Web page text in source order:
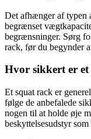
Det afhænger af typen
begrænset
begrænsninger. Sørg
rack, før du begynder
Hvor sikkert er
Et squat rack er
følge de anbefalede
nogen til at holde øje
beskyttelsesudstyr